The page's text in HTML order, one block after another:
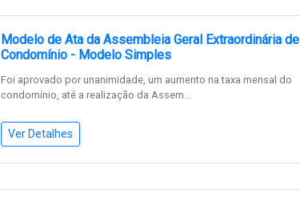
Modelo de Ata da Assembleia Geral Extraordinária de
Condomínio - Modelo Simples
Foi aprovado por unanimidade, um aumento na taxa mensal do
condomínio, até a realização da Assem...
Ver Detalhes